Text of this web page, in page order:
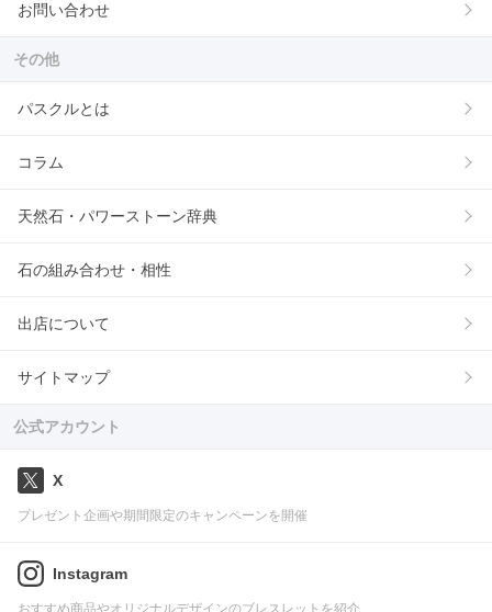
お問い合わせ
その他
パスクルとは
コラム
天然石・パワーストーン辞典
石の組み合わせ・相性
出店について
サイトマップ
公式アカウント
X
プレゼント企画や期間限定のキャンペーンを開催
Instagram